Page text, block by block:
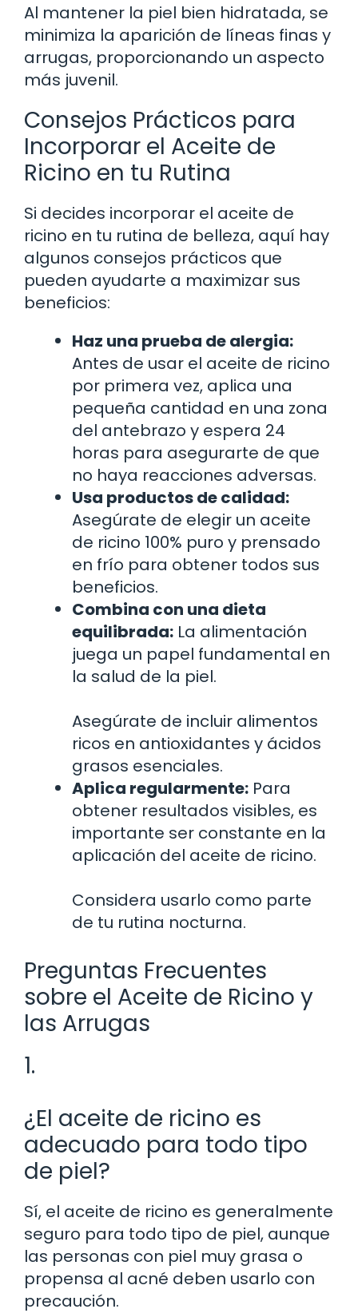
Al mantener la piel bien hidratada, se
minimiza la aparición de líneas finas y
arrugas, proporcionando un aspecto
más juvenil.
Consejos Prácticos para
Incorporar el Aceite de
Ricino en tu Rutina
Si decides incorporar el aceite de
ricino en tu rutina de belleza, aquí hay
algunos consejos prácticos que
pueden ayudarte a maximizar sus
beneficios:
Haz una prueba de alergia:
Antes de usar el aceite de ricino
por primera vez, aplica una
pequeña cantidad en una zona
del antebrazo y espera 24
horas para asegurarte de que
no haya reacciones adversas.
Usa productos de calidad:
Asegúrate de elegir un aceite
de ricino 100% puro y prensado
en frío para obtener todos sus
beneficios.
Combina con una dieta
equilibrada: La alimentación
juega un papel fundamental en
la salud de la piel.
Asegúrate de incluir alimentos
ricos en antioxidantes y ácidos
grasos esenciales.
Aplica regularmente: Para
obtener resultados visibles, es
importante ser constante en la
aplicación del aceite de ricino.
Considera usarlo como parte
de tu rutina nocturna.
Preguntas Frecuentes
sobre el Aceite de Ricino y
las Arrugas
1.
¿El aceite de ricino es
adecuado para todo tipo
de piel?
Sí, el aceite de ricino es generalmente
seguro para todo tipo de piel, aunque
las personas con piel muy grasa o
propensa al acné deben usarlo con
precaución.